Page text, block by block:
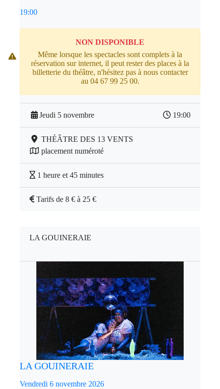
19:00
NON DISPONIBLE
Même lorsque les spectacles sont complets à la
réservation sur internet, il peut rester des places à la
billetterie du théâtre, n'hésitez pas à nous contacter
au 04 67 99 25 00.
Jeudi 5 novembre 19:00
THÉÂTRE DES 13 VENTS
placement numéroté
1 heure et 45 minutes
Tarifs de 8 € à 25 €
LA GOUINERAIE
LA GOUINERAIE
Vendredi 6 novembre 2026